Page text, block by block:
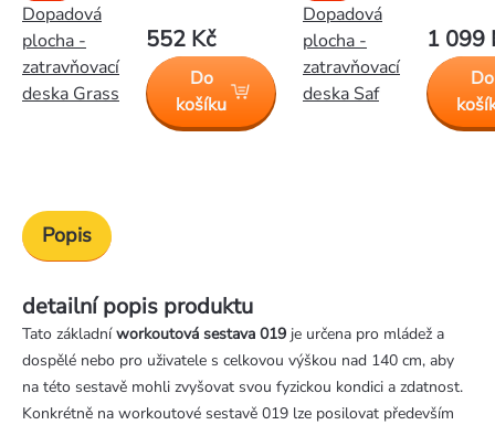
Dopadová
plocha -
zatravňovací
deska Grass
552 Kč
Do
košíku
Dopadová
plocha -
zatravňovací
deska Saf
1 099
Do
Popis
detailní popis produktu
Tato základníworkoutová sestava 019 je určena pro mládež a
dospělé nebo pro uživatele s celkovou výškou nad 140 cm, aby
na této sestavě mohli zvyšovat svou fyzickou kondici a zdatnost.
Konkrétně na workoutové sestavě 019 lze posilovat především